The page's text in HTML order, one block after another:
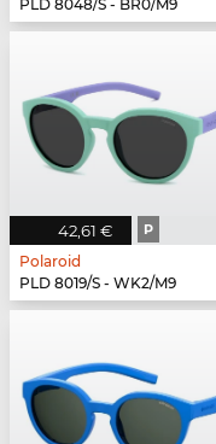
PLD 8048/S - BR0/M9
42,61 € P
Polaroid
PLD 8019/S - WK2/M9